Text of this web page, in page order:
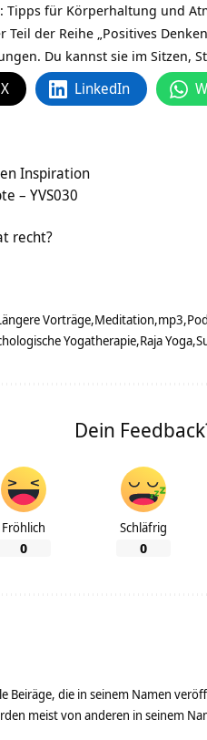
Tipps für Körperhaltung und
der Reihe „Positives
Du kannst sie im Sitzen,
LinkedIn
Inspiration
– YVS030
recht?
Vorträge Meditation mp3
Yogatherapie Raja Yoga
Dein
Fröhlich
0
Schläfrig
0
Beiräge, die in seinem Namen
meist von anderen in seinem